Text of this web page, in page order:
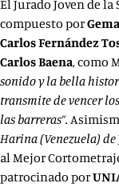
El Jurado Joven de
compuesto por
CarlosFernández
Carlos Baena, como
sonido y la bella
transmite de vencer
las barreras”.
Harina (Venezuela) de
al Mejor
patrocinado por